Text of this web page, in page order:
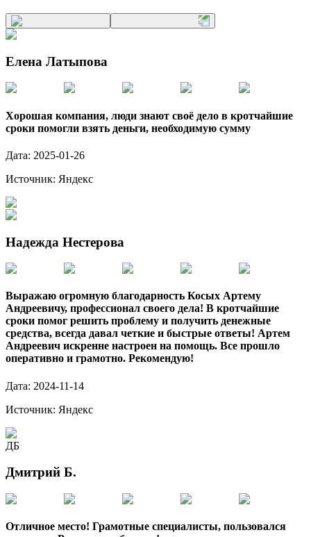
Елена Латыпова
Хорошая компания, люди знают своё дело в кротчайшие
сроки помогли взять деньги, необходимую сумму
Дата: 2025-01-26
Источник: Яндекс
Надежда Нестерова
Выражаю огромную благодарность Косых Артему
Андреевичу, профессионал своего дела! В кротчайшие
сроки помог решить проблему и получить денежные
средства, всегда давал четкие и быстрые ответы! Артем
Андреевич искренне настроен на помощь. Все прошло
оперативно и грамотно. Рекомендую!
Дата: 2024-11-14
Источник: Яндекс
ДБ
Дмитрий Б.
Отличное место! Грамотные специалисты, пользовался